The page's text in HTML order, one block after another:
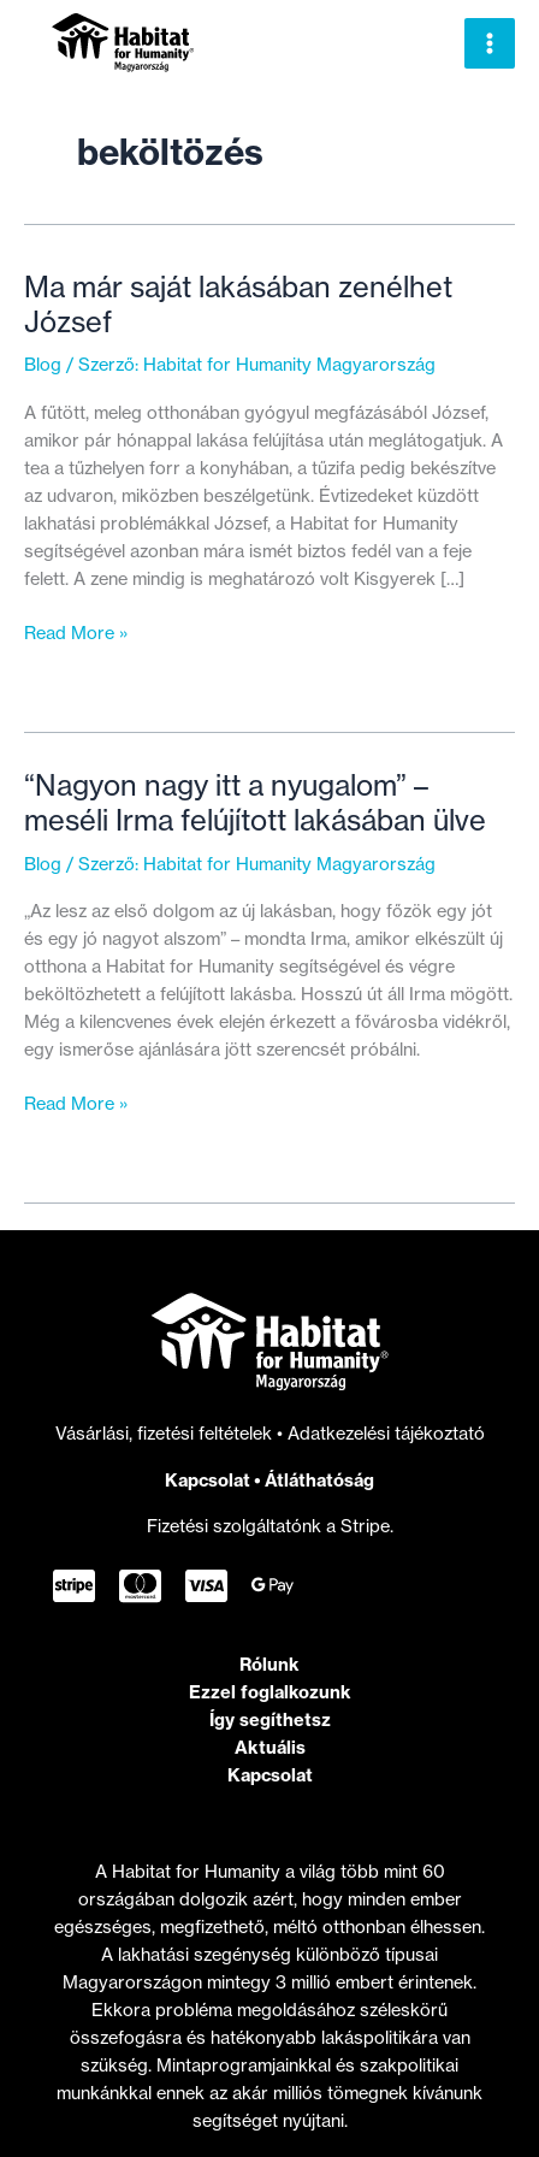
beköltözés
Ma már saját lakásában zenélhet
József
Blog / Szerző: Habitat for Humanity Magyarország
A fűtött, meleg otthonában gyógyul megfázásából József,
amikor pár hónappal lakása felújítása után meglátogatjuk. A
tea a tűzhelyen forr a konyhában, a tűzifa pedig bekészítve
az udvaron, miközben beszélgetünk. Évtizedeket küzdött
lakhatási problémákkal József, a Habitat for Humanity
segítségével azonban mára ismét biztos fedél van a feje
felett. A zene mindig is meghatározó volt Kisgyerek […]
Ma
József
Read More »
“Nagyon nagy itt a nyugalom” –
meséli Irma felújított lakásában ülve
Blog / Szerző: Habitat for Humanity Magyarország
„Az lesz az első dolgom az új lakásban, hogy főzök egy jót
és egy jó nagyot alszom” – mondta Irma, amikor elkészült új
otthona a Habitat for Humanity segítségével és végre
beköltözhetett a felújított lakásba. Hosszú út áll Irma mögött.
Még a kilencvenes évek elején érkezett a fővárosba vidékről,
egy ismerőse ajánlására jött szerencsét próbálni.
“Nagyon
Read More »
Vásárlási, fizetési feltételek • Adatkezelési tájékoztató
Kapcsolat• Átláthatóság
Fizetési szolgáltatónk a Stripe.
Rólunk
Ezzel foglalkozunk
Így segíthetsz
Aktuális
Kapcsolat
A Habitat for Humanity a világ több mint 60
országában dolgozik azért, hogy minden ember
egészséges, megfizethető, méltó otthonban élhessen.
A lakhatási szegénység különböző típusai
Magyarországon mintegy 3 millió embert érintenek.
Ekkora probléma megoldásához széleskörű
összefogásra és hatékonyabb lakáspolitikára van
szükség. Mintaprogramjainkkal és szakpolitikai
munkánkkal ennek az akár milliós tömegnek kívánunk
segítséget nyújtani.